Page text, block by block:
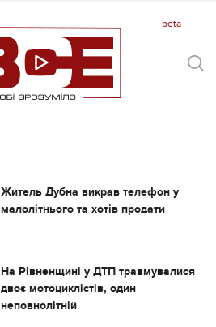
Житель Дубна викрав телефон у
малолітнього та хотів продати
На Рівненщині у ДТП травмувалися
двоє мотоциклістів, один
неповнолітній